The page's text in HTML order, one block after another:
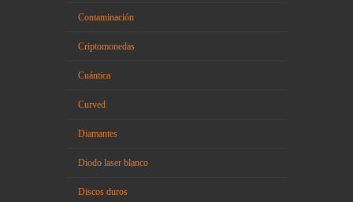
Contaminación
Criptomonedas
Cuántica
Curved
Diamantes
Diodo laser blanco
Discos duros